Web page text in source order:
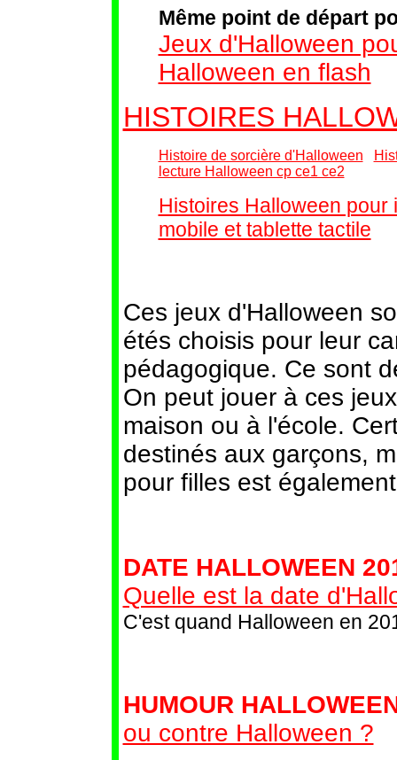
Même point de départ
Jeux d'Halloween
Halloween en flash
HISTOIRES
Histoire de sorcière d'Halloween
lecture Halloween cp ce1 ce2
Histoires Halloween pour
mobile et tablette tactile
Ces jeux d'Halloween
étés choisis pour leur
pédagogique. Ce sont
On peut jouer à ces
maison ou à l'école.
destinés aux garçons,
pour filles est
DATE HALLOWEEN
Quelle est la date
C'est quand Halloween en
HUMOUR
ou contre Halloween ?